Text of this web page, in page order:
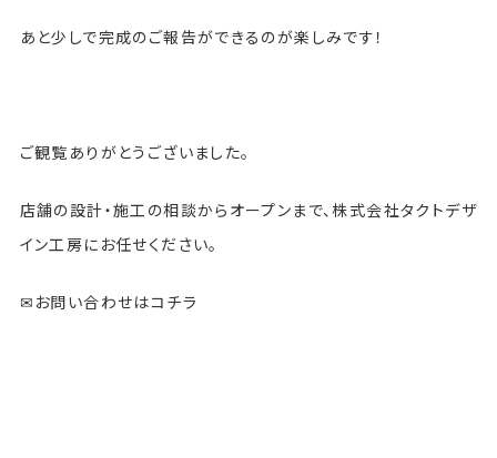
あと少しで完成のご報告ができるのが楽しみです！
ご観覧ありがとうございました。
店舗の設計・施工の相談からオープンまで、株式会社タクトデザ
イン工房にお任せください。
✉お問い合わせはコチラ